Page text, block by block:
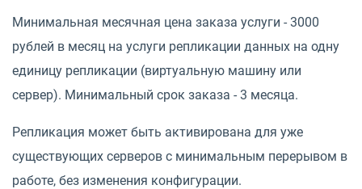
Минимальная месячная цена заказа услуги - 3000
рублей в месяц на услуги репликации данных на одну
единицу репликации (виртуальную машину или
сервер). Минимальный срок заказа - 3 месяца.
Репликация может быть активирована для уже
существующих серверов с минимальным перерывом в
работе, без изменения конфигурации.